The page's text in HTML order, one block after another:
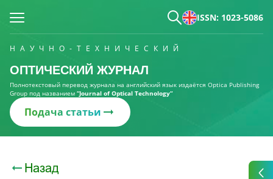
ISSN: 1023-5086
НАУЧНО-ТЕХНИЧЕСКИЙ
ОПТИЧЕСКИЙ ЖУРНАЛ
Полнотекстовый перевод журнала на английский язык издаётся Optica Publishing
Group под названием “Journal of Optical Technology“
Подача статьи
Назад